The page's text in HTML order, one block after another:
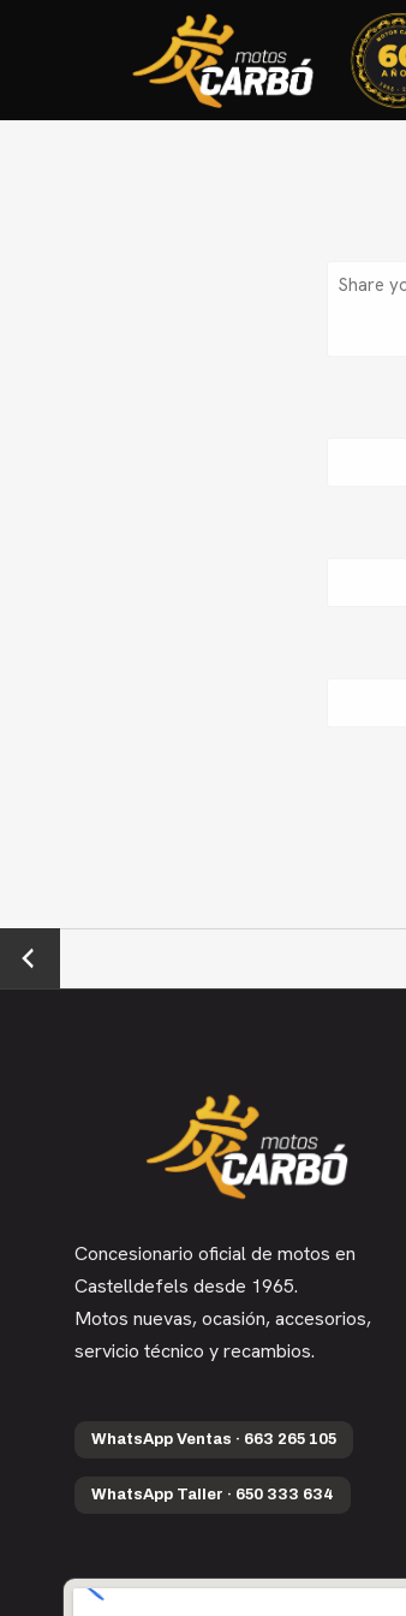
←
Previo
Concesionario oficial de motos en
Castelldefels desde 1965.
Motos nuevas, ocasión, accesorios,
servicio técnico y recambios.
WhatsApp Ventas · 663 265 105
WhatsApp Taller · 650 333 634